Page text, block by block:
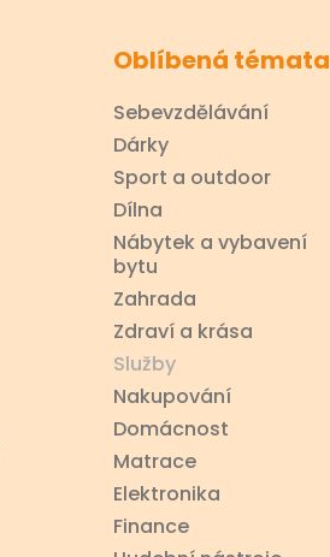
Oblíbená témata
Sebevzdělávání
Dárky
Sport a outdoor
Dílna
Nábytek a vybavení
bytu
Zahrada
Zdraví a krása
Služby
Nakupování
Domácnost
Matrace
Elektronika
Finance